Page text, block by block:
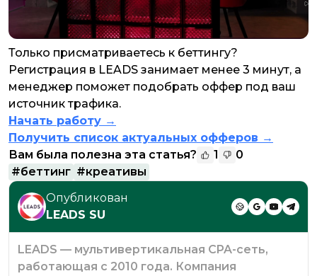
Только присматриваетесь к беттингу?
Регистрация в LEADS занимает менее 3 минут, а
менеджер поможет подобрать оффер под ваш
источник трафика.
Начать работу →
Получить список актуальных офферов →
Вам была полезна эта статья?
1
0
#беттинг #креативы
Опубликован
LEADS SU
LEADS — мультивертикальная CPA-сеть,
работающая с 2010 года. Компания